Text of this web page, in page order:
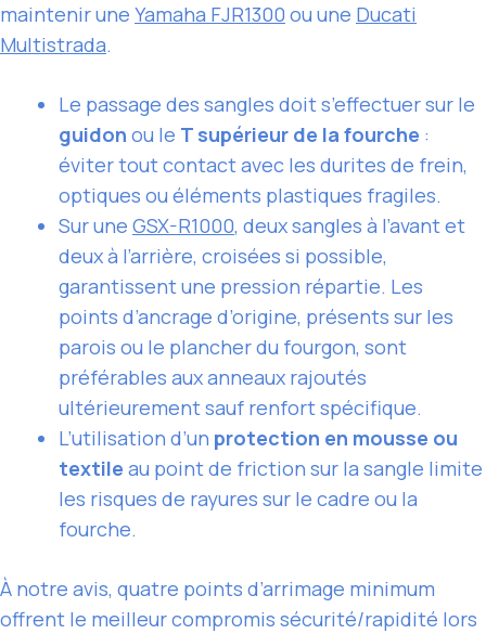
maintenir une Yamaha FJR1300 ou une Ducati
Multistrada.
Le passage des sangles doit s’effectuer sur le
guidon ou le T supérieur de la fourche :
éviter tout contact avec les durites de frein,
optiques ou éléments plastiques fragiles.
Sur une GSX-R1000, deux sangles à l’avant et
deux à l’arrière, croisées si possible,
garantissent une pression répartie. Les
points d’ancrage d’origine, présents sur les
parois ou le plancher du fourgon, sont
préférables aux anneaux rajoutés
ultérieurement sauf renfort spécifique.
L’utilisation d’un protection en mousse ou
textile au point de friction sur la sangle limite
les risques de rayures sur le cadre ou la
fourche.
À notre avis, quatre points d’arrimage minimum
offrent le meilleur compromis sécurité/rapidité lors